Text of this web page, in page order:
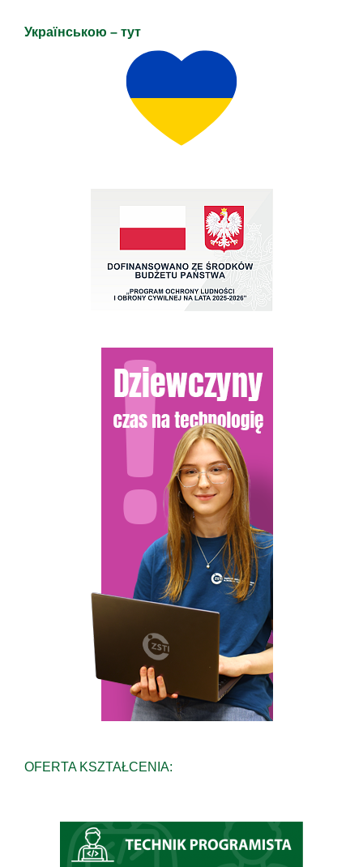
Українською – тут
OFERTA KSZTAŁCENIA: